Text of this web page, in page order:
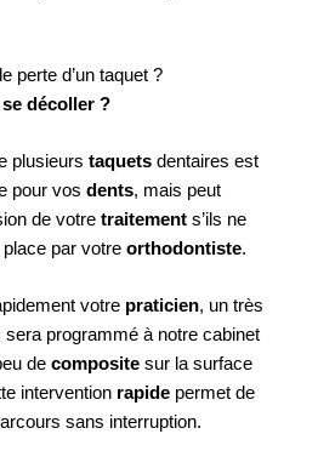
perte d’un taquet ?
décoller ?
plusieurs taquetsdentaires est
pour vos dents, mais peut
de votre traitements’ils ne
par votre orthodontiste.
votre praticien, un très
programmé à notre cabinet
de compositesur la surface
intervention rapidepermet de
sans interruption.